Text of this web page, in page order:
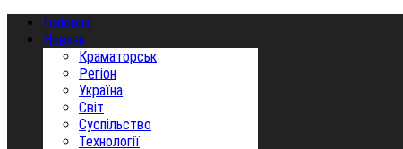
Головна
Новини
Краматорськ
Регіон
Україна
Світ
Суспільство
Технології